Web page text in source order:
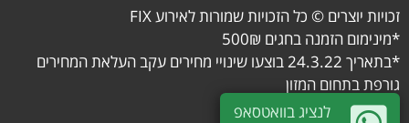
זכויות יוצרים © כל הזכויות שמורות לאירוע FIX
*מינימום הזמנה בחגים 500₪
*בתאריך 24.3.22 בוצעו שינויי מחירים עקב העלאת המחירים
גורפת בתחום המזון
לנציג בוואטסאפ